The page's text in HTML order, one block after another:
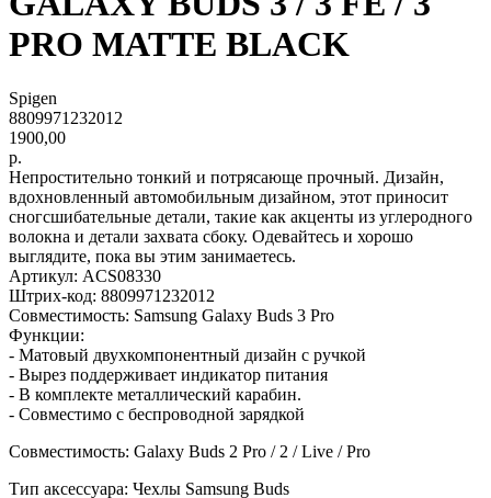
PRO MATTE BLACK
Spigen
8809971232012
1900,00
р.
Непростительно тонкий и потрясающе прочный. Дизайн,
вдохновленный автомобильным дизайном, этот приносит
сногсшибательные детали, такие как акценты из углеродного
волокна и детали захвата сбоку. Одевайтесь и хорошо
выглядите, пока вы этим занимаетесь.
Артикул: ACS08330
Штрих-код: 8809971232012
Совместимость: Samsung Galaxy Buds 3 Pro
Функции:
- Матовый двухкомпонентный дизайн с ручкой
- Вырез поддерживает индикатор питания
- В комплекте металлический карабин.
- Совместимо с беспроводной зарядкой
Совместимость: Galaxy Buds 2 Pro / 2 / Live / Pro
Тип аксессуара: Чехлы Samsung Buds